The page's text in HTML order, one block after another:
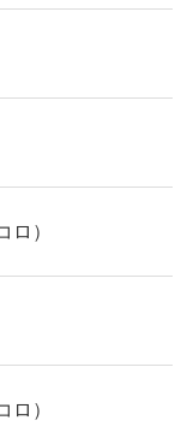
ロ ）
ロ ）